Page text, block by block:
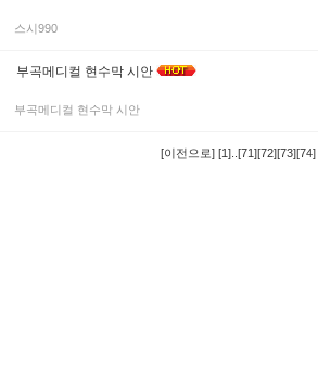
스시990
부곡메디컬 현수막 시안
부곡메디컬 현수막 시안
[이전으로] [1] [71][72][73][74]